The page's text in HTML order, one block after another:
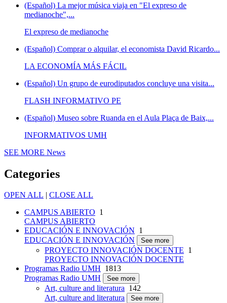
(Español) La mejor música viaja en "El expreso de
medianoche",...
El expreso de medianoche
(Español) Comprar o alquilar, el economista David Ricardo...
LA ECONOMÍA MÁS FÁCIL
(Español) Un grupo de eurodiputados concluye una visita...
FLASH INFORMATIVO PE
(Español) Museo sobre Ruanda en el Aula Plaça de Baix,...
INFORMATIVOS UMH
SEE MORE News
Categories
OPEN ALL | CLOSE ALL
CAMPUS ABIERTO 1
CAMPUS ABIERTO
EDUCACIÓN E INNOVACIÓN 1
EDUCACIÓN E INNOVACIÓN
See more
PROYECTO INNOVACIÓN DOCENTE 1
PROYECTO INNOVACIÓN DOCENTE
Programas Radio UMH 1813
Programas Radio UMH
See more
Art, culture and literatura 142
Art, culture and literatura
See more